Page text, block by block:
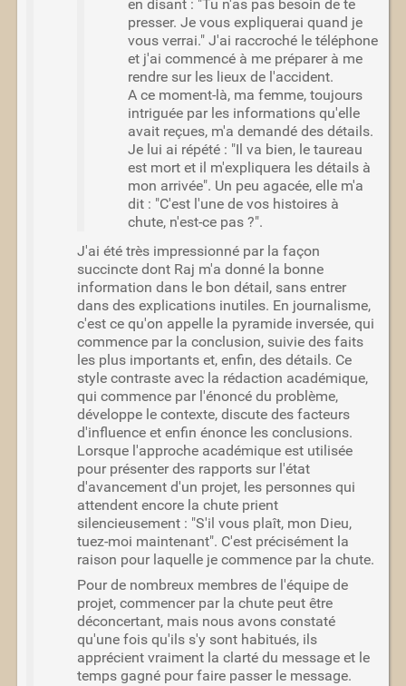
en disant : "Tu n'as pas besoin de te
presser. Je vous expliquerai quand je
vous verrai." J'ai raccroché le téléphone
et j'ai commencé à me préparer à me
rendre sur les lieux de l'accident.
A ce moment-là, ma femme, toujours
intriguée par les informations qu'elle
avait reçues, m'a demandé des détails.
Je lui ai répété : "Il va bien, le taureau
est mort et il m'expliquera les détails à
mon arrivée". Un peu agacée, elle m'a
dit : "C'est l'une de vos histoires à
chute, n'est-ce pas ?".
J'ai été très impressionné par la façon
succincte dont Raj m'a donné la bonne
information dans le bon détail, sans entrer
dans des explications inutiles. En journalisme,
c'est ce qu'on appelle la pyramide inversée, qui
commence par la conclusion, suivie des faits
les plus importants et, enfin, des détails. Ce
style contraste avec la rédaction académique,
qui commence par l'énoncé du problème,
développe le contexte, discute des facteurs
d'influence et enfin énonce les conclusions.
Lorsque l'approche académique est utilisée
pour présenter des rapports sur l'état
d'avancement d'un projet, les personnes qui
attendent encore la chute prient
silencieusement : "S'il vous plaît, mon Dieu,
tuez-moi maintenant". C'est précisément la
raison pour laquelle je commence par la chute.
Pour de nombreux membres de l'équipe de
projet, commencer par la chute peut être
déconcertant, mais nous avons constaté
qu'une fois qu'ils s'y sont habitués, ils
apprécient vraiment la clarté du message et le
temps gagné pour faire passer le message.